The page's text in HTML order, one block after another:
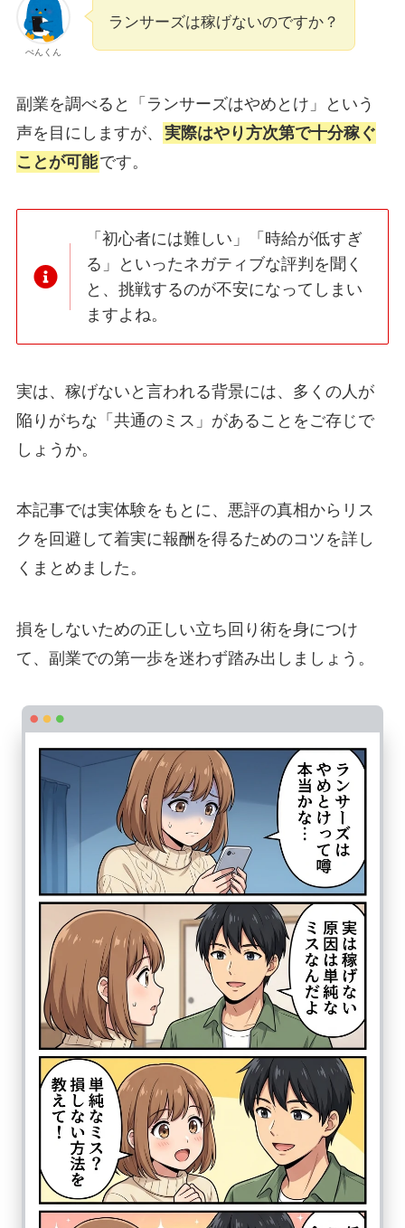
ぺんくん
ランサーズは稼げないのですか？
副業を調べると「ランサーズはやめとけ」という
声を目にしますが、
実際はやり方次第で十分稼ぐ
ことが可能です。
「初心者には難しい」「時給が低すぎ
る」といったネガティブな評判を聞く
と、挑戦するのが不安になってしまい
ますよね。
実は、稼げないと言われる背景には、多くの人が
陥りがちな「共通のミス」があることをご存じで
しょうか。
本記事では実体験をもとに、悪評の真相からリス
クを回避して着実に報酬を得るためのコツを詳し
くまとめました。
損をしないための正しい立ち回り術を身につけ
て、副業での第一歩を迷わず踏み出しましょう。